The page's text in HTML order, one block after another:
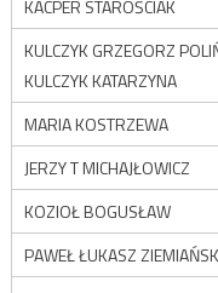
KACPER STAROŚCIAK
KULCZYK GRZEGORZ
KULCZYK KATARZYNA
MARIA KOSTRZEWA
JERZY T MICHAJŁOWICZ
KOZIOŁ BOGUSŁAW
PAWEŁ ŁUKASZ